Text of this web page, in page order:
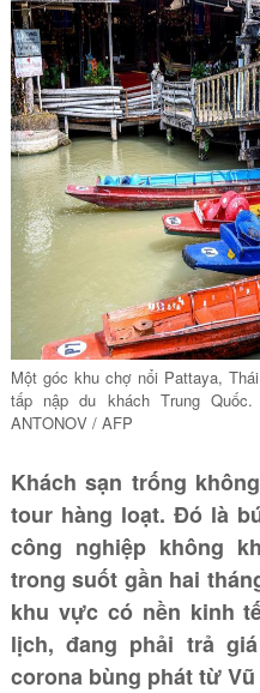
Một góc khu chợ nổi Pattaya,
tấp nập du khách Trung Quốc.
ANTONOV / AFP
Khách sạn trống
tour hàng loạt. Đó là
công nghiệp không
trong suốt gần hai
khu vực có nền kinh
lịch, đang phải trả
corona bùng phát từ